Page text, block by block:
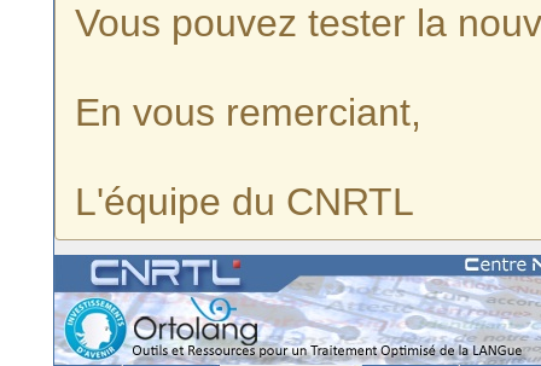
Vous pouvez tester la
En vous remerciant,
L'équipe du CNRTL